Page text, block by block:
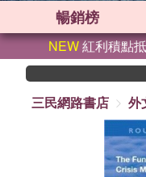
暢銷榜
NEW紅利積點
三民網路書店
外